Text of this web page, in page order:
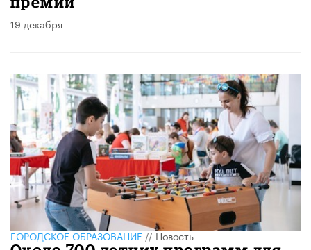
19 декабря
ГОРОДСКОЕ ОБРАЗОВАНИЕ//Новость